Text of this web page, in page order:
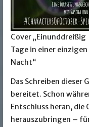
Cover „Einunddreißig
Tage in einer einzigen
Nacht“
Das Schreiben dieser
bereitet. Schon
Entschluss heran, die
herauszubringen –